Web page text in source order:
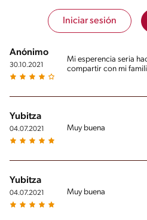
Iniciar sesión
Anónimo
30.10.2021
Mi esperencia seria
compartir con mi
Yubitza
04.07.2021 Muy buena
Yubitza
04.07.2021 Muy buena